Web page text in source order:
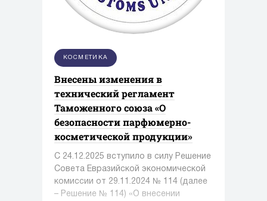
КОСМЕТИКА
Внесены изменения в
технический регламент
Таможенного союза «О
безопасности парфюмерно-
косметической продукции»
С 24.12.2025 вступило в силу Решение
Совета Евразийской экономической
комиссии от 29.11.2024 № 114 (далее
– Решение № 114) «О внесении